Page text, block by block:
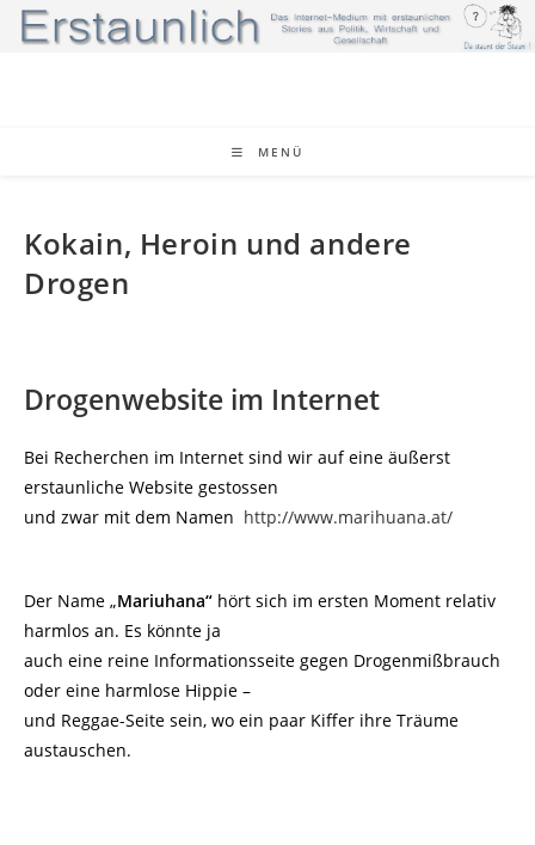
Zum
Inhalt
MENÜ
Kokain, Heroin und andere
Drogen
Drogenwebsite im Internet
Bei Recherchen im Internet sind wir auf eine äußerst
erstaunliche Website gestossen
und zwar mit dem Namen http://www.marihuana.at/
Der Name „Mariuhana“ hört sich im ersten Moment relativ
harmlos an. Es könnte ja
auch eine reine Informationsseite gegen Drogenmißbrauch
oder eine harmlose Hippie –
und Reggae-Seite sein, wo ein paar Kiffer ihre Träume
austauschen.